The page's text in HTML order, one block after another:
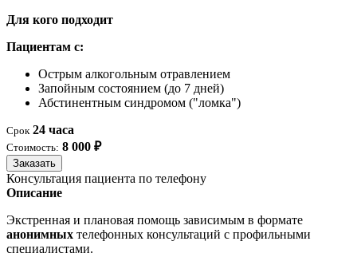
Для кого подходит
Пациентам с:
Острым алкогольным отравлением
Запойным состоянием (до 7 дней)
Абстинентным синдромом ("ломка")
Срок 24 часа
Стоимость: 8 000 ₽
Заказать
Консультация пациента по телефону
Описание
Экстренная и плановая помощь зависимым в формате
анонимных телефонных консультаций с профильными
специалистами.